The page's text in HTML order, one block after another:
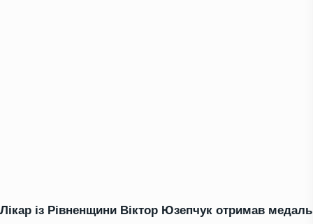
Лікар із Рівненщини Віктор Юзепчук отримав медаль